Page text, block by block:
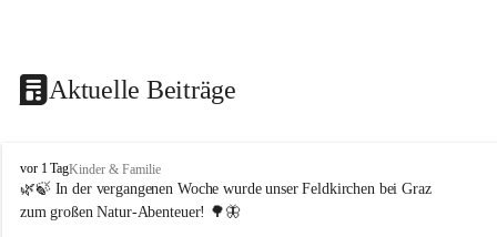
Aktuelle Beiträge
F
e
l
vor 1 TagKinder & Familie
🌿🍃 In der vergangenen Woche wurde unser Feldkirchen bei Graz
zum großen Natur-Abenteuer! 🌳🦋